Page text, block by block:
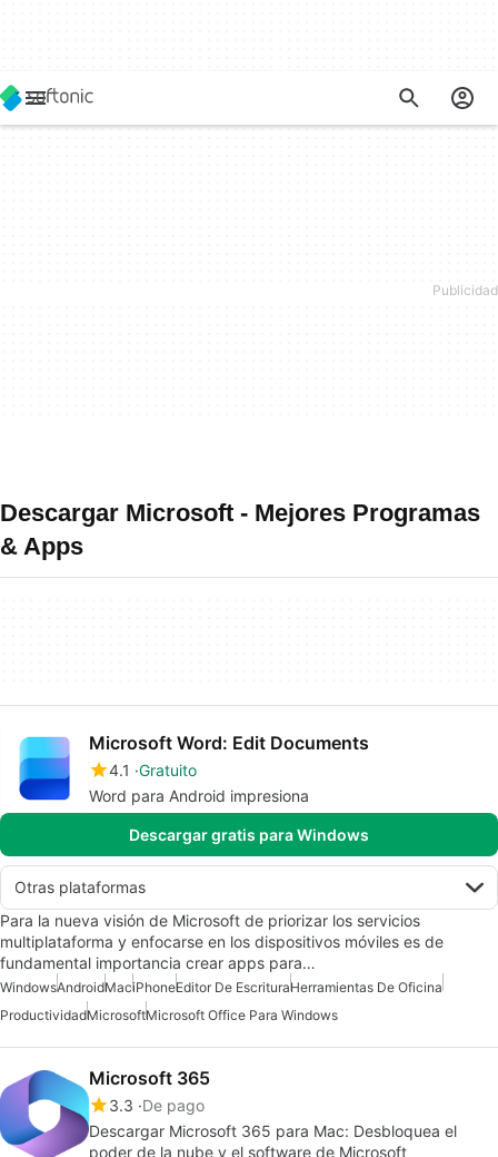
Descargar Microsoft - Mejores Programas
& Apps
Microsoft Word: Edit Documents
4.1 Gratuito
Word para Android impresiona
Descargar gratis para Windows
Otras plataformas
Para la nueva visión de Microsoft de priorizar los servicios
multiplataforma y enfocarse en los dispositivos móviles es de
fundamental importancia crear apps para…
WindowsAndroidMaciPhoneEditor De EscrituraHerramientas De Oficina
ProductividadMicrosoftMicrosoft Office Para Windows
Microsoft 365
3.3 De pago
Descargar Microsoft 365 para Mac: Desbloquea el
poder de la nube y el software de Microsoft